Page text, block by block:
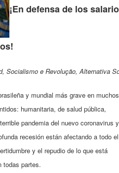
¡En defensa de los
Socialismo e Revolução, Alternativa
y mundial más grave en muchos
humanitaria, de salud pública,
pandemia del nuevo coronavirus y
recesión están afectando a todo el
y el repudio de lo que está
todas partes.